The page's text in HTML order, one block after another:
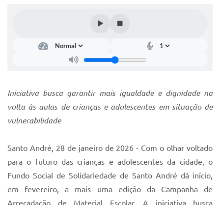
Lei de acesso à informação
Mobilidade Urbana Sustentável
Ouvidoria da Cidade
Parque Escola
Portal da Educação
Quadra Fiscal
Iniciativa busca garantir mais igualdade e dignidade na
volta às aulas de crianças e adolescentes em situação de
vulnerabilidade
Santo André, 28 de janeiro de 2026 - Com o olhar voltado
para o futuro das crianças e adolescentes da cidade, o
Fundo Social de Solidariedade de Santo André dá início,
em fevereiro, a mais uma edição da Campanha de
Arrecadação de Material Escolar. A iniciativa busca